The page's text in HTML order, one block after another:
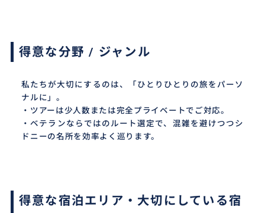
得意な分野 / ジャンル
私たちが大切にするのは、「ひとりひとりの旅をパーソ
ナルに」。
・ツアーは少人数または完全プライベートでご対応。
・ベテランならではのルート選定で、混雑を避けつつシ
ドニーの名所を効率よく巡ります。
得意な宿泊エリア・大切にしている宿